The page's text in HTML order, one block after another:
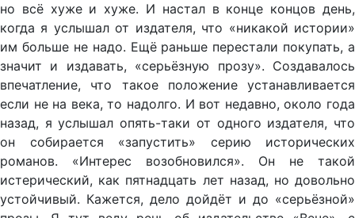
но всё хуже и хуже. И настал в конце концов день,
когда я услышал от издателя, что «никакой истории»
им больше не надо. Ещё раньше перестали покупать, а
значит и издавать, «серьёзную прозу». Создавалось
впечатление, что такое положение устанавливается
если не на века, то надолго. И вот недавно, около года
назад, я услышал опять-таки от одного издателя, что
он собирается «запустить» серию исторических
романов. «Интерес возобновился». Он не такой
истерический, как пятнадцать лет назад, но довольно
устойчивый. Кажется, дело дойдёт и до «серьёзной»